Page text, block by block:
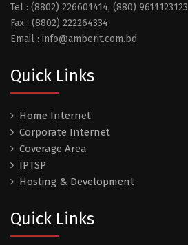
Tel : (8802) 226601414, (880) 9611123123
Fax : (8802) 222264334
Email : info@amberit.com.bd
Quick Links
Home Internet
Corporate Internet
Coverage Area
IPTSP
Hosting & Development
Quick Links